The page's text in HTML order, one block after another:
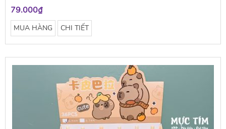
79.000₫
MUA HÀNG CHI TIẾT